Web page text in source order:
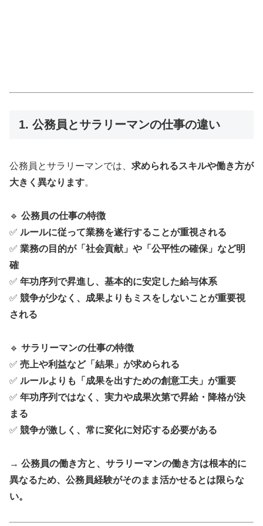
1. 公務員とサラリーマンの仕事の違い
公務員とサラリーマンでは、 求められるスキルや働き方が
大きく異なります。
🔹 公務員の仕事の特徴
✅ ルールに従って業務を遂行することが重視される
✅ 業務の目的が「社会貢献」や「公平性の確保」など明
確
✅ 年功序列で昇進し、基本的に安定した給与体系
✅ 競争が少なく、成果よりもミスをしないことが重要視
される
🔹 サラリーマンの仕事の特徴
✅ 売上や利益など「結果」が求められる
✅ ルールよりも「成果を出すための創意工夫」が重要
✅ 年功序列ではなく、実力や成果次第で昇給・降格が決
まる
✅ 競争が激しく、常に変化に対応する必要がある
→ 公務員の働き方と、サラリーマンの働き方は根本的に
異なるため、公務員経験がそのまま活かせるとは限らな
い。